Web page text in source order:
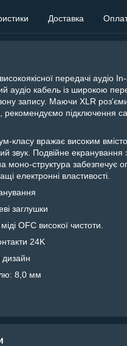
Доставка
передачі аудіо
аудіо кабель із широкою
запису. Маючи XLR
рекомендуємо підключення
класу вражає високим
звук. Подвійне екранування
моно-структура забезпечує
електронні властивості.
заглушки
OFC високої чистоти.
24K
8,0 мм